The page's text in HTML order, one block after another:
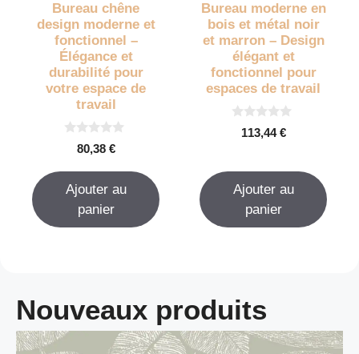
Bureau chêne
design moderne et
fonctionnel –
Élégance et
durabilité pour
votre espace de
travail
5
80,38 €
Ajouter au
panier
Bureau moderne en
bois et métal noir
et marron – Design
élégant et
fonctionnel pour
espaces de travail
s
5
113,44€
Ajouter au
panier
Nouveaux produits